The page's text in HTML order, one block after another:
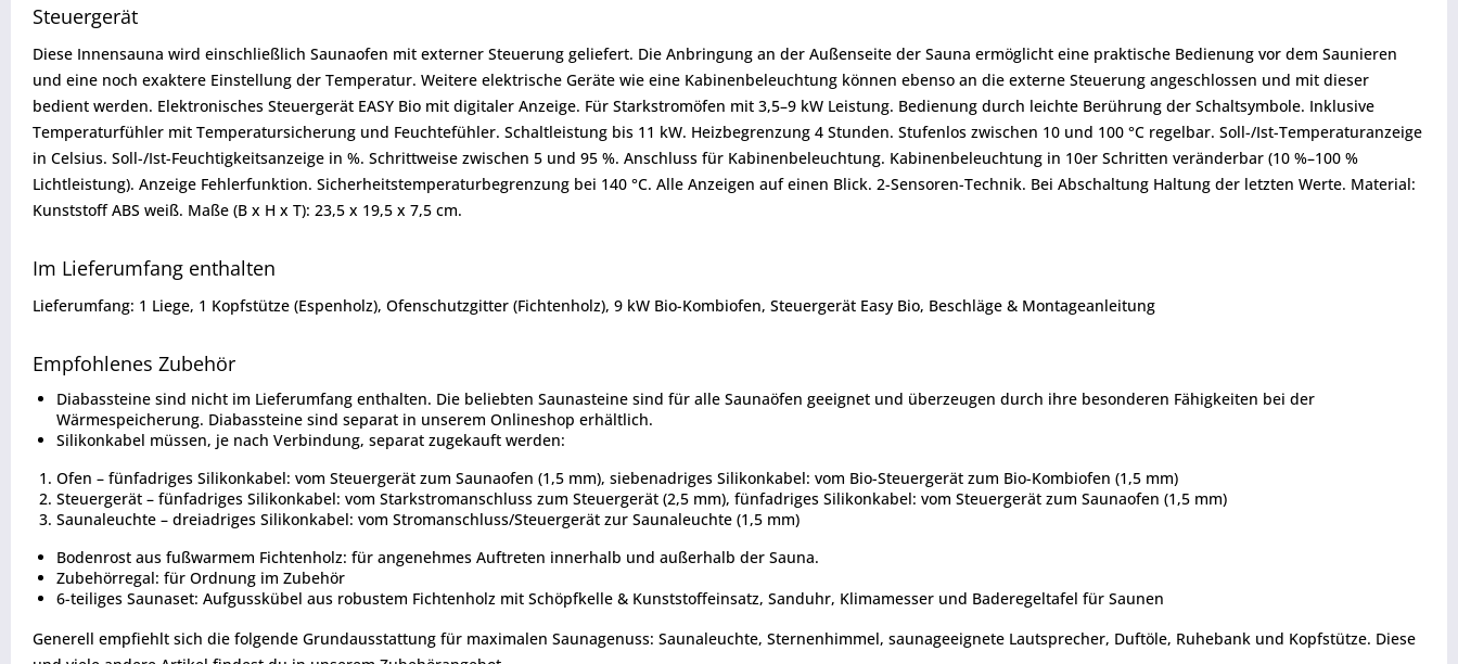
Steuergerät
Diese Innensauna wird einschließlich Saunaofen mit externer Steuerung geliefert. Die Anbringung an der Außenseite der Sauna ermöglicht eine praktische Bedienung vor dem Saunieren
und eine noch exaktere Einstellung der Temperatur. Weitere elektrische Geräte wie eine Kabinenbeleuchtung können ebenso an die externe Steuerung angeschlossen und mit dieser
bedient werden. Elektronisches Steuergerät EASY Bio mit digitaler Anzeige. Für Starkstromöfen mit 3,5–9 kW Leistung. Bedienung durch leichte Berührung der Schaltsymbole. Inklusive
Temperaturfühler mit Temperatursicherung und Feuchtefühler. Schaltleistung bis 11 kW. Heizbegrenzung 4 Stunden. Stufenlos zwischen 10 und 100 °C regelbar. Soll-/Ist-Temperaturanzeige
in Celsius. Soll-/Ist-Feuchtigkeitsanzeige in %. Schrittweise zwischen 5 und 95 %. Anschluss für Kabinenbeleuchtung. Kabinenbeleuchtung in 10er Schritten veränderbar (10 %–100 %
Lichtleistung). Anzeige Fehlerfunktion. Sicherheitstemperaturbegrenzung bei 140 °C. Alle Anzeigen auf einen Blick. 2-Sensoren-Technik. Bei Abschaltung Haltung der letzten Werte. Material:
Kunststoff ABS weiß. Maße (B x H x T): 23,5 x 19,5 x 7,5 cm.
Im Lieferumfang enthalten
Lieferumfang: 1 Liege, 1 Kopfstütze (Espenholz), Ofenschutzgitter (Fichtenholz), 9 kW Bio-Kombiofen, Steuergerät Easy Bio, Beschläge & Montageanleitung
Empfohlenes Zubehör
Diabassteine sind nicht im Lieferumfang enthalten. Die beliebten Saunasteine sind für alle Saunaöfen geeignet und überzeugen durch ihre besonderen Fähigkeiten bei der
Wärmespeicherung. Diabassteine sind separat in unserem Onlineshop erhältlich.
Silikonkabel müssen, je nach Verbindung, separat zugekauft werden:
Ofen – fünfadriges Silikonkabel: vom Steuergerät zum Saunaofen (1,5 mm), siebenadriges Silikonkabel: vom Bio-Steuergerät zum Bio-Kombiofen (1,5 mm)
Steuergerät – fünfadriges Silikonkabel: vom Starkstromanschluss zum Steuergerät (2,5 mm), fünfadriges Silikonkabel: vom Steuergerät zum Saunaofen (1,5 mm)
Saunaleuchte – dreiadriges Silikonkabel: vom Stromanschluss/Steuergerät zur Saunaleuchte (1,5 mm)
Bodenrost aus fußwarmem Fichtenholz: für angenehmes Auftreten innerhalb und außerhalb der Sauna.
Zubehörregal: für Ordnung im Zubehör
6-teiliges Saunaset: Aufgusskübel aus robustem Fichtenholz mit Schöpfkelle & Kunststoffeinsatz, Sanduhr, Klimamesser und Baderegeltafel für Saunen
Generell empfiehlt sich die folgende Grundausstattung für maximalen Saunagenuss: Saunaleuchte, Sternenhimmel, saunageeignete Lautsprecher, Duftöle, Ruhebank und Kopfstütze. Diese